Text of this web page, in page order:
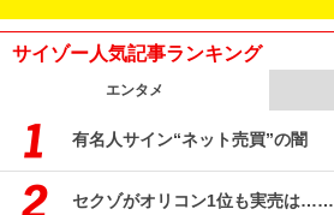
サイゾー人気記事ランキング
エンタメ
有名人サイン“ネット売買”の闇
セクゾがオリコン1位も実売は……